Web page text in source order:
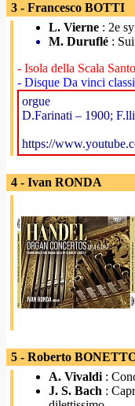
3 - Francesco BOTTI
L. Vierne : 2e
M. Duruflé :
- Isola della Scala
- Disque Da vinci
orgue
D.Farinati – 1900;
https://
4 - Ivan RONDA
5 - Roberto
A. Vivaldi :
J. S. Bach :